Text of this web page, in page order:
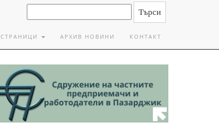
СТРАНИЦИ АРХИВ НОВИНИ КОНТАКТ